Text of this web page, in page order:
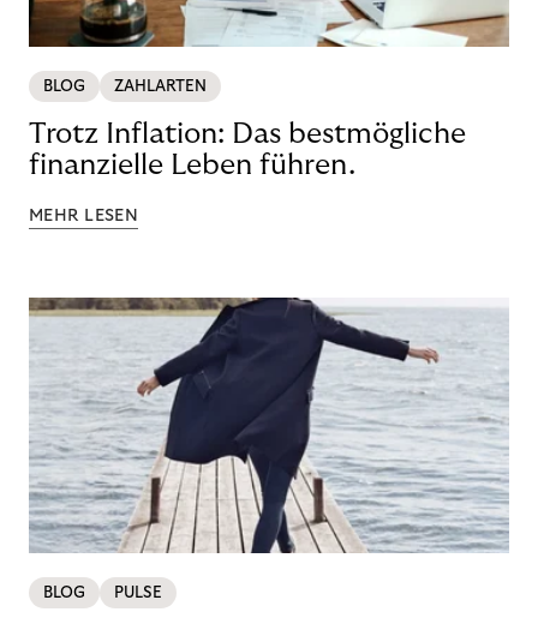
BLOG ZAHLARTEN
Trotz Inflation: Das bestmögliche
finanzielle Leben führen.
MEHR LESEN
BLOG PULSE